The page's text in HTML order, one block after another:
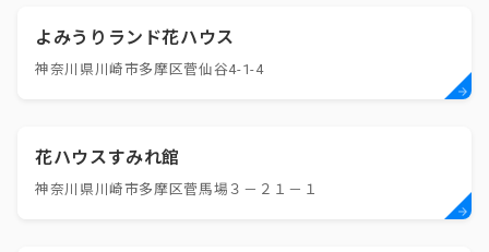
よみうりランド花ハウス
神奈川県川崎市多摩区菅仙谷4-1-4
花ハウスすみれ館
神奈川県川崎市多摩区菅馬場３－２１－１